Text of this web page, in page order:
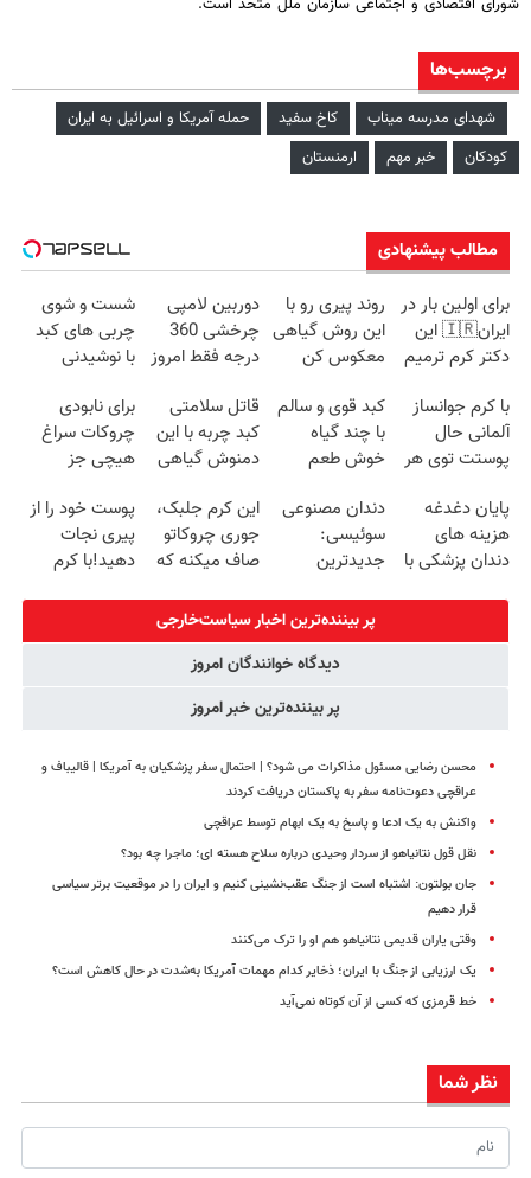
شورای اقتصادی و اجتماعی سازمان ملل متحد است.
برچسب‌ها
شهدای مدرسه میناب کاخ سفید
حمله آمریکا و اسرائیل به ایران
کودکان
خبر مهم ارمنستان
مطالب پیشنهادی
برای اولین بار در
ایران🇮🇷 این
دکتر کرم ترمیم
ساخت!
روند پیری رو با
این روش گیاهی
معکوس کن
دوربین لامپی
چرخشی 360
درجه فقط امروز
پرداخت درب
منزل
شست و شوی
چربی های کبد
با نوشیدنی
با کرم جوانساز
آلمانی حال
پوستت توی هر
خوبه۴۵٪تخفیف
کبد قوی و سالم
با چند گیاه
خوش طعم
قاتل سلامتی
کبد چربه با این
دمنوش گیاهی
برای نابودی
چروکات سراغ
هیچی جز
نرو(تخفیف40%)
پایان دغدغه
هزینه های
دندان پزشکی با
دندان مصنوعی
سوئیسی:
جدیدترین
سبک و مقاوم |
پرداخت قسطی
این کرم جلبک،
جوری چروکاتو
صاف میکنه که
کردی!(تخفیف
ویژه)
پوست خود را از
پیری نجات
دهید!با کرم
پر بیننده‌ترین اخبار سیاست‌خارجی
دیدگاه خوانندگان امروز
پر بیننده‌ترین خبر امروز
محسن رضایی مسئول مذاکرات می شود؟ | احتمال سفر پزشکیان به آمریکا | قالیباف و
عراقچی دعوت‌نامه‌ سفر به پاکستان دریافت کردند
واکنش به یک ادعا و پاسخ به یک ابهام توسط عراقچی
نقل قول نتانیاهو از سردار وحیدی درباره سلاح هسته ای؛ ماجرا چه بود؟
جان بولتون: اشتباه است از جنگ عقب‌نشینی کنیم و ایران را در موقعیت برتر سیاسی
قرار دهیم
وقتی یاران قدیمی نتانیاهو هم او را ترک می‌کنند
یک ارزیابی از جنگ با ایران؛ ذخایر کدام مهمات آمریکا به‌شدت در حال کاهش است؟
خط قرمزی که کسی از آن کوتاه نمی‌آید
نظر شما